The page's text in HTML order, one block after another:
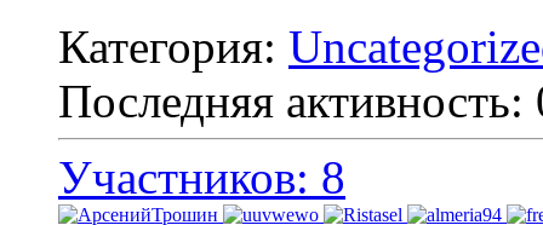
Категория:
Последняя
Участников: 8